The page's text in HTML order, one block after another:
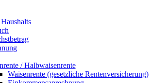
/ Halbwaisenrente
Waisenrente (gesetzliche Rentenversicherung)